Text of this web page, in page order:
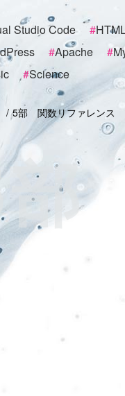
Studio Code #
#Apache #
#Science
5部 関数リファレンス